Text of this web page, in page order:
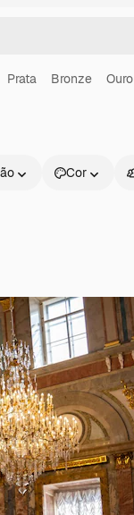
Prata Bronze Ouro
Cor
e